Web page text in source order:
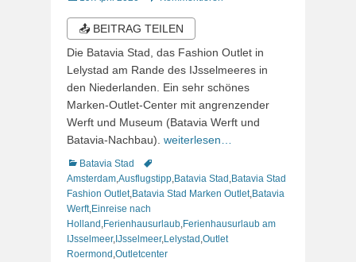
📤 BEITRAG TEILEN
Die Batavia Stad, das Fashion Outlet in
Lelystad am Rande des IJsselmeeres in
den Niederlanden. Ein sehr schönes
Marken-Outlet-Center mit angrenzender
Werft und Museum (Batavia Werft und
Batavia-Nachbau). weiterlesen…
Kategorien
Batavia Stad
Schlagworte
Amsterdam Ausflugstipp Batavia Stad Batavia Stad
Fashion Outlet, Batavia Stad Marken Outlet, Batavia
Werft, Einreise nach
Holland Ferienhausurlaub Ferienhausurlaub am
IJsselmeer, IJsselmeer, Lelystad Outlet
Roermond Outletcenter